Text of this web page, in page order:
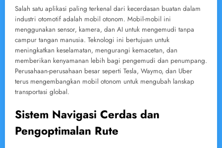
Salah satu aplikasi paling terkenal dari kecerdasan buatan dalam
industri otomotif adalah mobil otonom. Mobil-mobil ini
menggunakan sensor, kamera, dan AI untuk mengemudi tanpa
campur tangan manusia. Teknologi ini bertujuan untuk
meningkatkan keselamatan, mengurangi kemacetan, dan
memberikan kenyamanan lebih bagi pengemudi dan penumpang.
Perusahaan-perusahaan besar seperti Tesla, Waymo, dan Uber
terus mengembangkan mobil otonom untuk mengubah lanskap
transportasi global.
Sistem Navigasi Cerdas dan
Pengoptimalan Rute